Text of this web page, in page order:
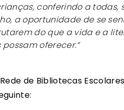
conferindo a todas,
a oportunidade de se
do que a vida e a
oferecer.”
de Bibliotecas